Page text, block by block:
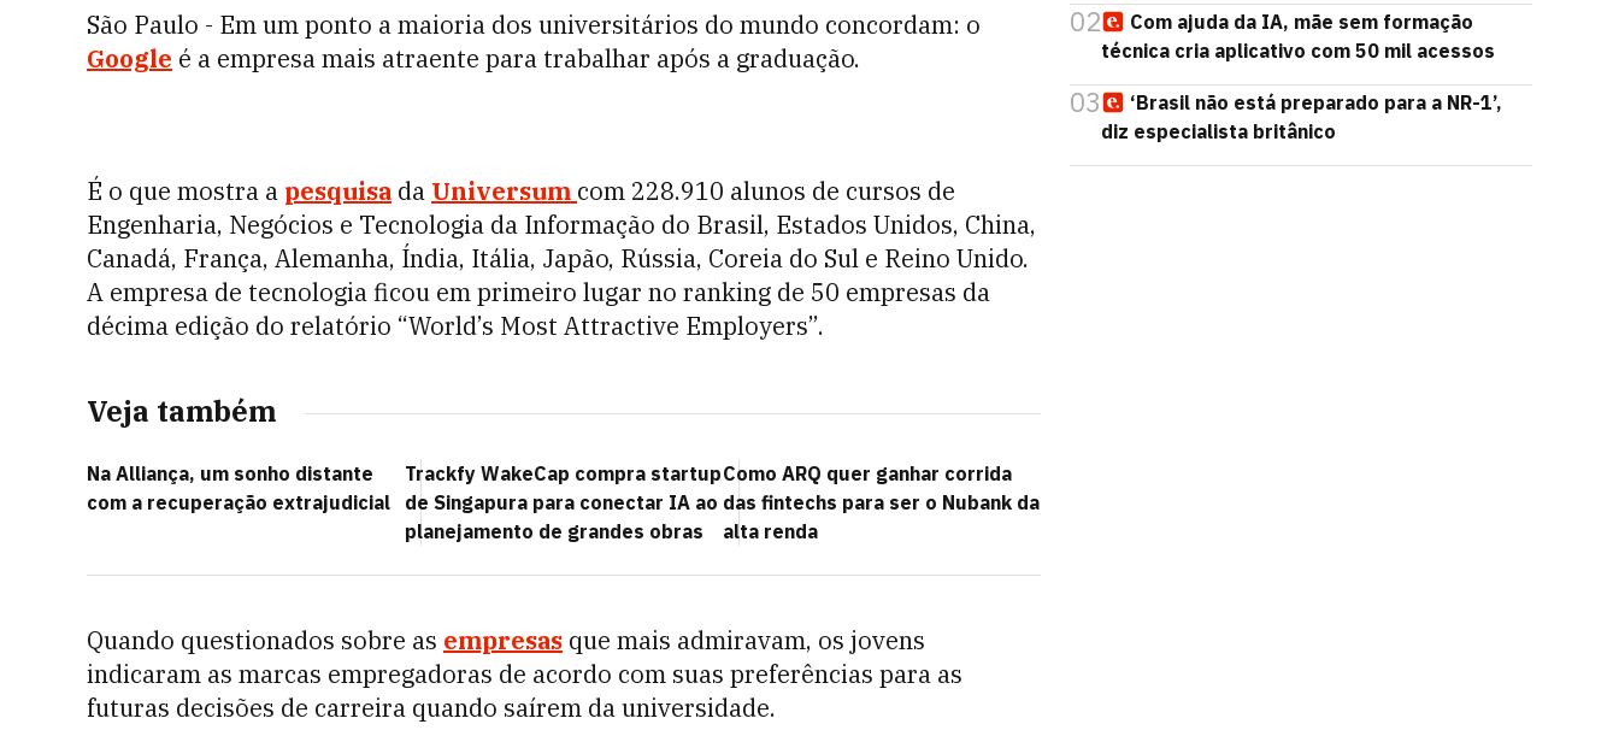
São Paulo - Em um ponto a maioria dos universitários do mundo concordam: o
Google é a empresa mais atraente para trabalhar após a graduação.
É o que mostra a pesquisa da Universum com 228.910 alunos de cursos de
Engenharia, Negócios e Tecnologia da Informação do Brasil, Estados Unidos, China,
Canadá, França, Alemanha, Índia, Itália, Japão, Rússia, Coreia do Sul e Reino Unido.
A empresa de tecnologia ficou em primeiro lugar no ranking de 50 empresas da
décima edição do relatório “World’s Most Attractive Employers”.
Veja também
Na Alliança, um sonho distante
com a recuperação extrajudicial
Trackfy WakeCap compra startup
de Singapura para conectar IA ao
planejamento de grandes obras
Como ARQ quer ganhar corrida
das fintechs para ser o Nubank da
alta renda
Quando questionados sobre as empresas que mais admiravam, os jovens
indicaram as marcas empregadoras de acordo com suas preferências para as
futuras decisões de carreira quando saírem da universidade.
02
Com ajuda da IA, mãe sem formação
técnica cria aplicativo com 50 mil acessos
03
‘Brasil não está preparado para a NR-1’,
diz especialista britânico